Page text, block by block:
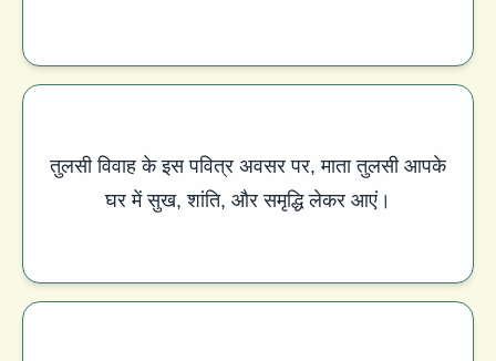
तुलसी विवाह के इस पवित्र अवसर पर, माता तुलसी आपके
घर में सुख, शांति, और समृद्धि लेकर आएं।